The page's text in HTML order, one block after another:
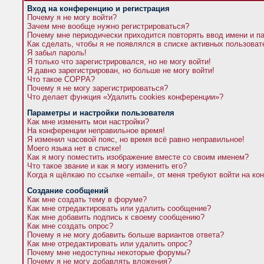
Вход на конференцию и регистрация
Почему я не могу войти?
Зачем мне вообще нужно регистрироваться?
Почему мне периодически приходится повторять ввод имени и
Как сделать, чтобы я не появлялся в списке активных
Я забыл пароль!
Я только что зарегистрировался, но не могу войти!
Я давно зарегистрирован, но больше не могу войти!
Что такое COPPA?
Почему я не могу зарегистрироваться?
Что делает функция «Удалить cookies конференции»?
Параметры и настройки пользователя
Как мне изменить мои настройки?
На конференции неправильное время!
Я изменил часовой пояс, но время всё равно неправильное!
Моего языка нет в списке!
Как я могу поместить изображение вместе со своим именем?
Что такое звание и как я могу изменить его?
Когда я щёлкаю по ссылке «email», от меня требуют войти на
Создание сообщений
Как мне создать тему в форуме?
Как мне отредактировать или удалить сообщение?
Как мне добавить подпись к своему сообщению?
Как мне создать опрос?
Почему я не могу добавить больше вариантов ответа?
Как мне отредактировать или удалить опрос?
Почему мне недоступны некоторые форумы?
Почему я не могу добавлять вложения?